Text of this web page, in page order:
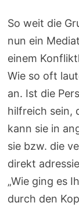
So weit die
nun ein
einem
Wie so oft
an. Ist die
hilfreich sein,
kann sie in
sie bzw. die
direkt
„Wie ging es
durch den